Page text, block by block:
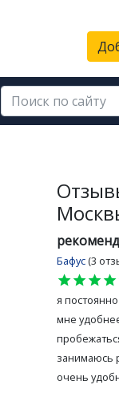
Бафус (3
star
star
star
star
я
мне
занимаюсь
очень